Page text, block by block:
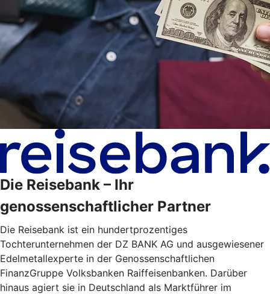
Die Reisebank – Ihr
genossenschaftlicher Partner
Die Reisebank ist ein hundertprozentiges
Tochterunternehmen der DZ BANK AG und ausgewiesener
Edelmetallexperte in der Genossenschaftlichen
FinanzGruppe Volksbanken Raiffeisenbanken. Darüber
hinaus agiert sie in Deutschland als Marktführer im